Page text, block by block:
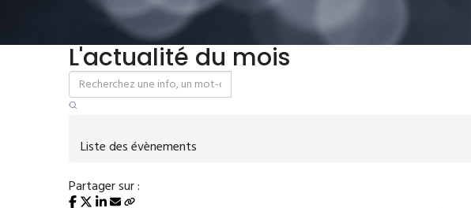
L'actualité du mois
Liste des évènements
Partager sur :